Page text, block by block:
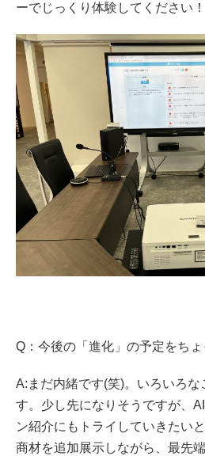
ーでじっくり体験してください！
Q：今後の「進化」の予定をちょ
A:まだ内緒です(笑)。いろいろな
す。少し先になりそうですが、
ン紹介にもトライしていきたい
商材を追加展示しながら、最先